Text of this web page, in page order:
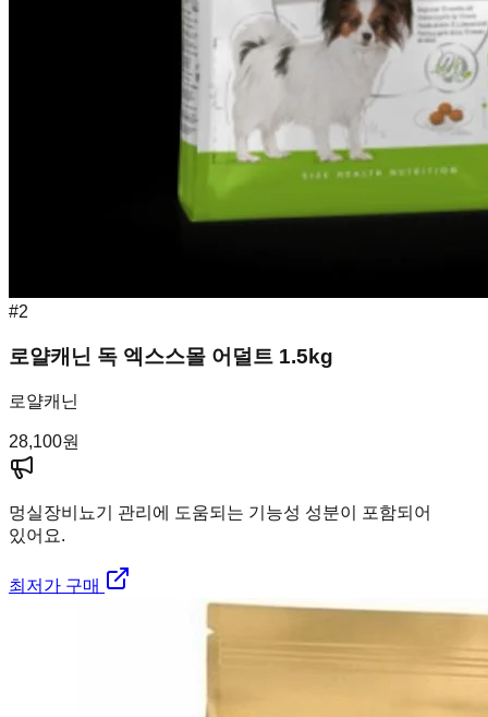
#2
로얄캐닌 독 엑스스몰 어덜트 1.5kg
로얄캐닌
28,100원
멍실장비뇨기 관리에 도움되는 기능성 성분이 포함되어
있어요.
최저가 구매